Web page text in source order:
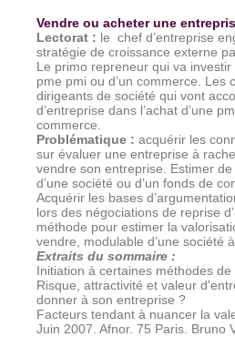
Vendre ou acheter une
Lectorat : le chef d’entreprise
stratégie de croissance externe
Le primo repreneur qui va investir
pme pmi ou d’un commerce. Les
dirigeants de société qui vont
d’entreprise dans l’achat d’une
commerce.
Problématique : acquérir les
sur évaluer une entreprise à
vendre son entreprise. Estimer
d’une société ou d’un fonds de
Acquérir les bases
lors des négociations de reprise
méthode pour estimer la
vendre, modulable d’une société à
Extraits du sommaire :
Initiation à certaines méthodes de
Risque, attractivité et valeur
donner à son entreprise ?
Facteurs tendant à nuancer la
Juin 2007. Afnor. 75 Paris. Bruno